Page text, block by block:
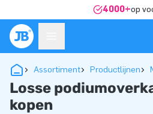
4000+op
Assortiment Productlijnen
Losse
kopen